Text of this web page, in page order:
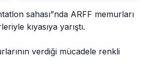
sahası”nda ARFF memurları
kıyasıya yarıştı.
verdiği mücadele renkli